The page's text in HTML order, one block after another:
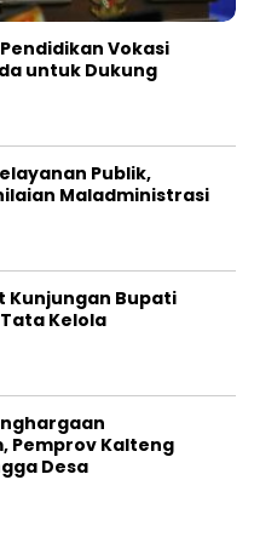
Vokasi
untuk Dukung
Publik,
Maladministrasi
Kunjungan Bupati
Kelola
Pemprov Kalteng
Desa